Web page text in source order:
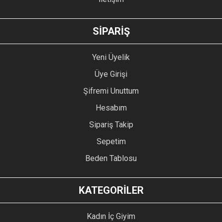
GÖNDER
SİPARİŞ
Yeni Üyelik
Üye Girişi
Şifremi Unuttum
Hesabım
Sipariş Takip
Sepetim
Beden Tablosu
KATEGORİLER
Kadın İç Giyim